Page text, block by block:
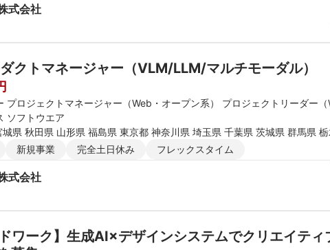
式会社
クトマネージャー（VLM/LLM/マルチモーダル）
プロジェクトマネージャー（Web・オープン系） プロジェクトリーダー（
ソフトウエア
県 秋田県 山形県 福島県 東京都 神奈川県 埼玉県 千葉県 茨城県 群馬県
福井県 長野県 大阪府 京都府 兵庫県 滋賀県 奈良県 和歌山県 鳥取県 島根
県 長崎県 熊本県 大分県 宮崎県 鹿児島県 沖縄県
新規事業 完全土日休み フレックスタイム
式会社
ワーク】生成AI×デザインシステムでクリエイテ